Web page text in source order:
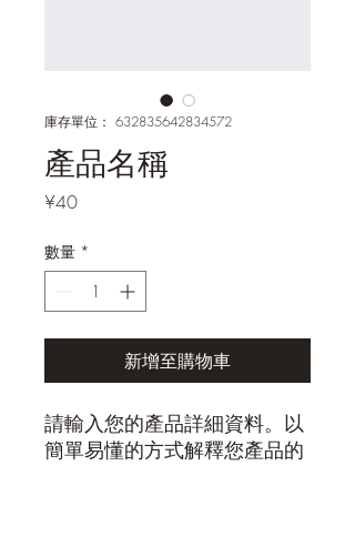
庫存單位： 632835642834572
產品名稱
¥40價
數量 *
新增至購物車
請輸入您的產品詳細資料。以
簡單易懂的方式解釋您產品的